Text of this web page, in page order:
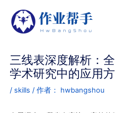
三线表深度解析：
学术研究中的应用
/ skills / 作者： hwbangshou